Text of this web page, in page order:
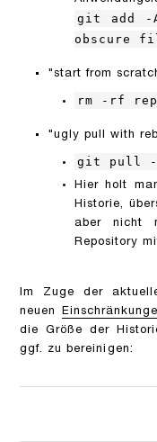
git add -
obscure
"start from
rm -rf
"ugly pull with
git pull
Hier holt
Historie,
aber nicht
Repository
Im Zuge der
neuen
die Größe der
ggf. zu bereinigen: